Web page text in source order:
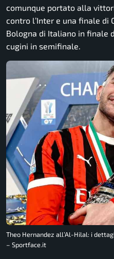
comunque portato alla
contro l’Inter e una finale di
Bologna di Italiano in finale
cugini in semifinale.
Theo Hernandez all’Al-Hilal: i
– Sportface.it